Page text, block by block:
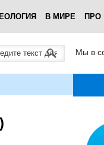
В МИРЕ ПРО
Мы в